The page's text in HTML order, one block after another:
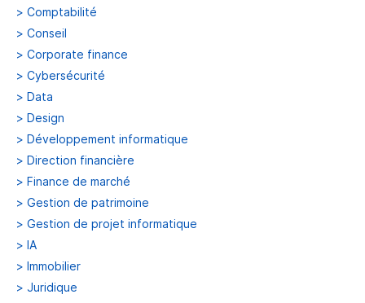
> Comptabilité
> Conseil
> Corporate finance
> Cybersécurité
> Data
> Design
> Développement informatique
> Direction financière
> Finance de marché
> Gestion de patrimoine
> Gestion de projet informatique
> IA
> Immobilier
> Juridique